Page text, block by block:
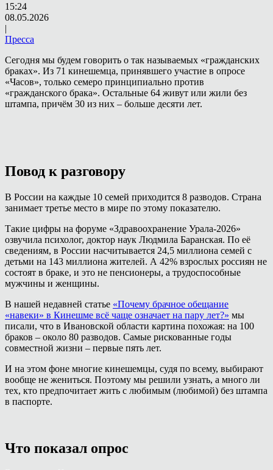
15:24
08.05.2026
|
Пресса
Сегодня мы будем говорить о так называемых «гражданских
браках». Из 71 кинешемца, принявшего участие в опросе
«Часов», только семеро принципиально против
«гражданского брака». Остальные 64 живут или жили без
штампа, причём 30 из них – больше десяти лет.
Повод к разговору
В России на каждые 10 семей приходится 8 разводов. Страна
занимает третье место в мире по этому показателю.
Такие цифры на форуме «Здравоохранение Урала-2026»
озвучила психолог, доктор наук Людмила Баранская. По её
сведениям, в России насчитывается 24,5 миллиона семей с
детьми на 143 миллиона жителей. А 42% взрослых россиян не
состоят в браке, и это не пенсионеры, а трудоспособные
мужчины и женщины.
В нашей недавней статье «Почему брачное обещание
«навеки» в Кинешме всё чаще означает на пару лет?» мы
писали, что в Ивановской области картина похожая: на 100
браков – около 80 разводов. Самые рискованные годы
совместной жизни – первые пять лет.
И на этом фоне многие кинешемцы, судя по всему, выбирают
вообще не жениться. Поэтому мы решили узнать, а много ли
тех, кто предпочитает жить с любимым (любимой) без штампа
в паспорте.
Что показал опрос